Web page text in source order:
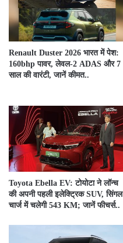
Renault Duster 2026 भारत में पेश:
160bhp पावर, लेवल-2 ADAS और 7
साल की वारंटी, जानें कीमत..
Toyota Ebella EV: टोयोटा ने लॉन्च
की अपनी पहली इलेक्ट्रिक SUV, सिंगल
चार्ज में चलेगी 543 KM; जानें फीचर्स..